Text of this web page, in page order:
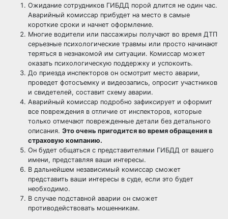
Ожидание сотрудников ГИБДД порой длится не один час.
Аварийный комиссар прибудет на место в самые
короткие сроки и начнет оформление.
Многие водители или пассажиры получают во время ДТП
серьезные психологические травмы или просто начинают
теряться в незнакомой им ситуации. Комиссар может
оказать психологическую поддержку и успокоить.
До приезда инспекторов он осмотрит место аварии,
проведет фотосъемку и видеозапись, опросит участников
и свидетелей, составит схему аварии.
Аварийный комиссар подробно зафиксирует и оформит
все повреждения в отличие от инспекторов, которые
только отмечают поврежденные детали без детального
описания. Это очень пригодится во время обращения в
страховую компанию.
Он будет общаться с представителями ГИБДД от вашего
имени, представляя ваши интересы.
В дальнейшем независимый комиссар сможет
представить ваши интересы в суде, если это будет
необходимо.
В случае подставной аварии он сможет
противодействовать мошенникам.